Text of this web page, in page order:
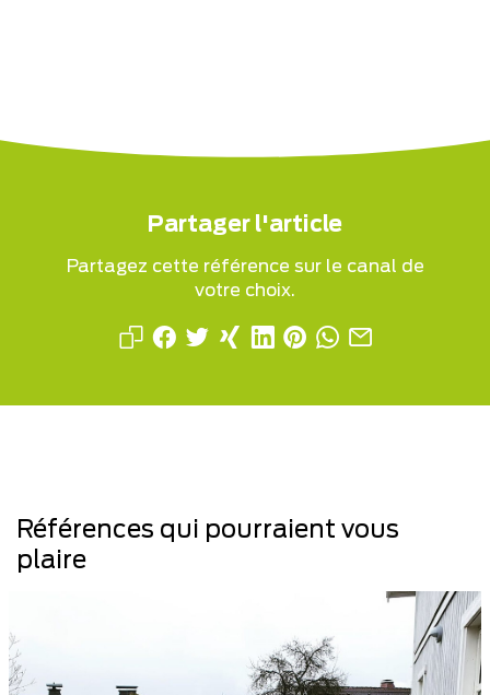
Partager l'article
Partagez cette référence sur le canal de
votre choix.
Références qui pourraient vous
plaire